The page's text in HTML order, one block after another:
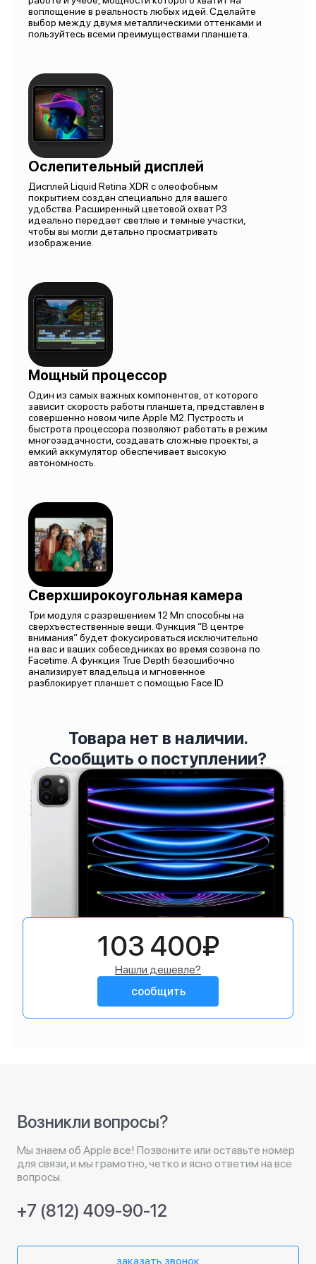
воплощение в реальность любых идей. Сделайте
выбор между двумя металлическими оттенками и
пользуйтесь всеми преимуществами планшета.
Ослепительный дисплей
Дисплей Liquid Retina XDR с олеофобным
покрытием создан специально для вашего
удобства. Расширенный цветовой охват P3
идеально передает светлые и темные участки,
чтобы вы могли детально просматривать
изображение.
Мощный процессор
Один из самых важных компонентов, от которого
зависит скорость работы планшета, представлен в
совершенно новом чипе Apple M2. Пустрость и
быстрота процессора позволяют работать в режим
многозадачности, создавать сложные проекты, а
емкий аккумулятор обеспечивает высокую
автономность.
Сверхширокоугольная камера
Три модуля с разрешением 12 Мп способны на
сверхъестественные вещи. Функция “В центре
внимания” будет фокусироваться исключительно
на вас и ваших собеседниках во время созвона по
Facetime. А функция True Depth безошибочно
анализирует владельца и мгновенное
разблокирует планшет с помощью Face ID.
Товара нет в наличии.
Сообщить о поступлении?
103 400₽
Нашли дешевле?
сообщить
Возникли вопросы?
Мы знаем об Apple все! Позвоните или оставьте номер
для связи, и мы грамотно, четко и ясно ответим на все
вопросы.
+7 (812) 409-90-12
заказать звонок